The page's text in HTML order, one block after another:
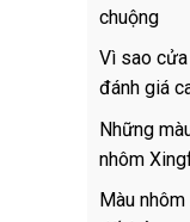
chuộng
Vì sao
đánh giá
Những
nhôm
Màu